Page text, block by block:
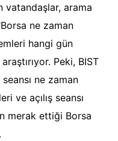
vatandaşlar, arama
ne zaman
hangi gün
Peki, BIST
ne zaman
ve açılış seansı
merak ettiği Borsa